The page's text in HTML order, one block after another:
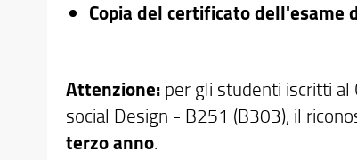
Copia del certificato dell'esame
Attenzione: per gli studenti iscritti al
social Design - B251 (B303), il
terzo anno.